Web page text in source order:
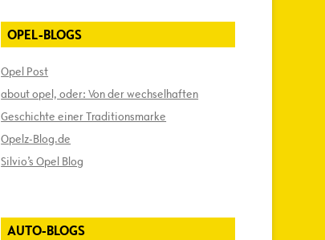
OPEL-BLOGS
Opel Post
about opel, oder: Von der wechselhaften
Geschichte einer Traditionsmarke
Opelz-Blog.de
Silvio’s Opel Blog
AUTO-BLOGS